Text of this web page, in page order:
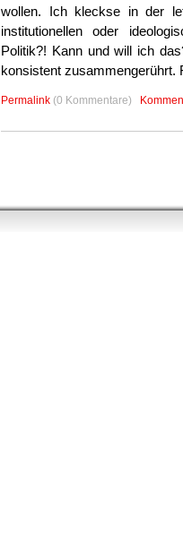
wollen. Ich kleckse in der
institutionellen oder
Politik?! Kann und will ich
konsistent zusammengerührt.
Permalink (0 Kommentare)